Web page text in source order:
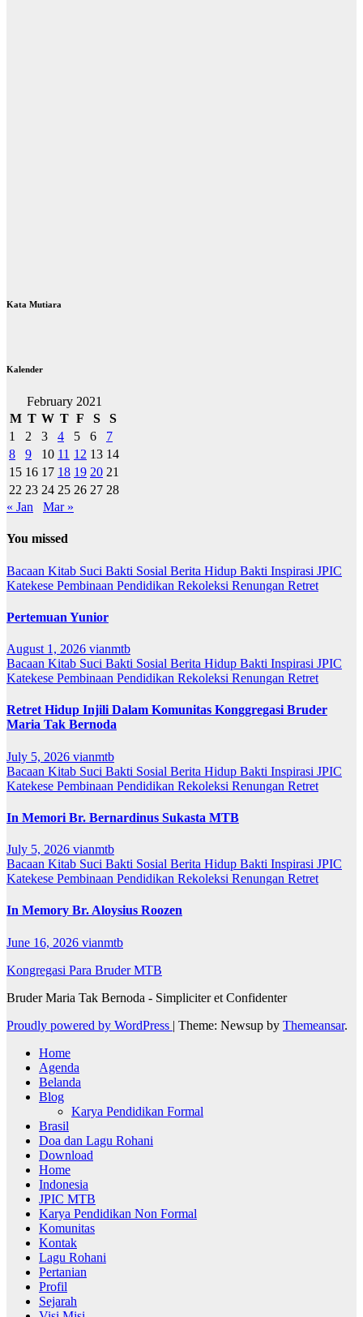
Kata Mutiara
Kalender
February 2021
M T W T F S
S
1
2 3 4 5 6
7
8
9 10 11 12 13 14
15 16 17 18 19 20 21
22 23 24 25 26 27 28
« Jan
Mar »
You missed
Bacaan Kitab Suci Bakti Sosial Berita Hidup Bakti Inspirasi JPIC
Katekese Pembinaan Pendidikan Rekoleksi Renungan Retret
Pertemuan Yunior
August 1, 2026 vianmtb
Bacaan Kitab Suci Bakti Sosial Berita Hidup Bakti Inspirasi JPIC
Katekese Pembinaan Pendidikan Rekoleksi Renungan Retret
Retret Hidup Injili Dalam Komunitas Konggregasi Bruder
Maria Tak Bernoda
July 5, 2026 vianmtb
Bacaan Kitab Suci Bakti Sosial Berita Hidup Bakti Inspirasi JPIC
Katekese Pembinaan Pendidikan Rekoleksi Renungan Retret
In Memori Br. Bernardinus Sukasta MTB
July 5, 2026 vianmtb
Bacaan Kitab Suci Bakti Sosial Berita Hidup Bakti Inspirasi JPIC
Katekese Pembinaan Pendidikan Rekoleksi Renungan Retret
In Memory Br. Aloysius Roozen
June 16, 2026 vianmtb
Kongregasi Para Bruder MTB
Bruder Maria Tak Bernoda - Simpliciter et Confidenter
Proudly powered by WordPress | Theme: Newsup by Themeansar.
Home
Agenda
Belanda
Blog
Karya Pendidikan Formal
Brasil
Doa dan Lagu Rohani
Download
Home
Indonesia
JPIC MTB
Karya Pendidikan Non Formal
Komunitas
Kontak
Lagu Rohani
Pertanian
Profil
Sejarah